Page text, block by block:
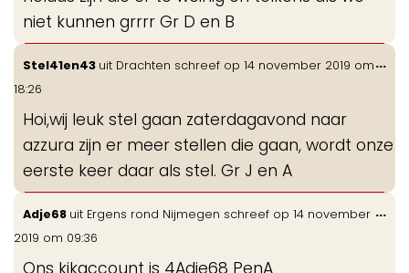
niet kunnen grrrr Gr D en B
Stel41en43 uit Drachten schreef op 14 november 2019 om
18:26
Hoi,wij leuk stel gaan zaterdagavond naar
azzura zijn er meer stellen die gaan, wordt onze
eerste keer daar als stel. Gr J en A
...
Adje68 uit Ergens rond Nijmegen schreef op 14 november
2019 om 09:36
Ons kikaccount is 4Adje68 PenA
...